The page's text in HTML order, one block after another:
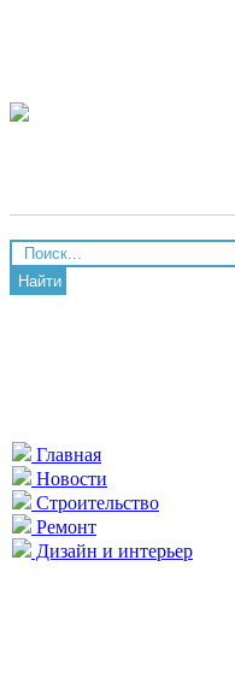
Найти
Главная
Новости
Строительство
Ремонт
Дизайн и интерьер